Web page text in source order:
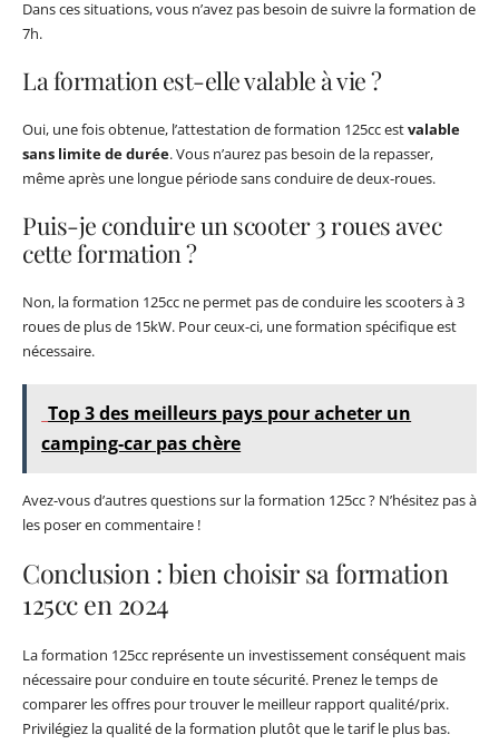
Dans ces situations, vous n’avez pas besoin de suivre la formation de
7h.
La formation est-elle valable à vie ?
Oui, une fois obtenue, l’attestation de formation 125cc estvalable
sans limite de durée. Vous n’aurez pas besoin de la repasser,
même après une longue période sans conduire de deux-roues.
Puis-je conduire un scooter 3 roues avec
cette formation ?
Non, la formation 125cc ne permet pas de conduire les scooters à 3
roues de plus de 15kW. Pour ceux-ci, une formation spécifique est
nécessaire.
Top 3 des meilleurs pays pour acheter un
camping-car pas chère
Avez-vous d’autres questions sur la formation 125cc ? N’hésitez pas à
les poser en commentaire !
Conclusion : bien choisir sa formation
125cc en 2024
La formation 125cc représente un investissement conséquent mais
nécessaire pour conduire en toute sécurité. Prenez le temps de
comparer les offres pour trouver le meilleur rapport qualité/prix.
Privilégiez la qualité de la formation plutôt que le tarif le plus bas.